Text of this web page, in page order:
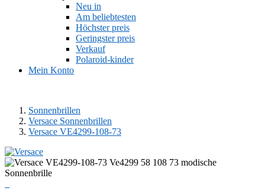
Neu in
Am beliebtesten
Höchster preis
Geringster preis
Verkauf
Polaroid-kinder
Mein Konto
Sonnenbrillen
Versace Sonnenbrillen
Versace VE4299-108-73